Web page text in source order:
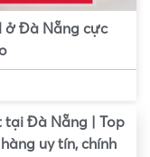
ở Đà Nẵng cực
tại Đà Nẵng | Top
uy tín, chính